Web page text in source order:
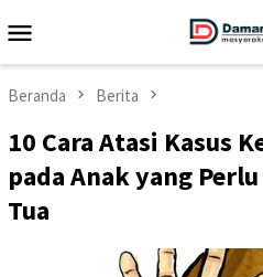
ke
Mobile
Beranda Berita
10 Cara Atasi Kasus
pada Anak yang
Tua